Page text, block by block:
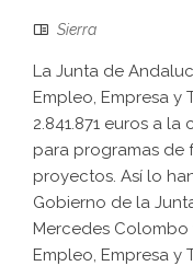
Sierra
La Junta de
Empleo, Empresa
2.841.871 euros a
para programas de
proyectos. Así lo
Gobierno de la
Mercedes
Empleo, Empresa y